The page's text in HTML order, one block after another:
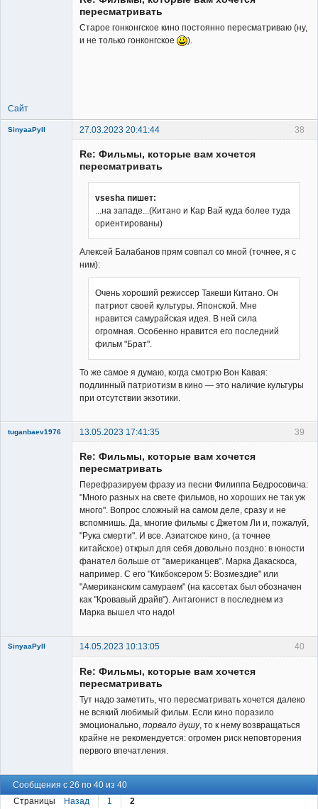
пересматривать
Старое гонконгское кино постоянно пересматриваю (ну,
и не только гонконгское
).
Сайт
38
SinyaaPyll 27.03.2023 20:41:44
Re: Фильмы, которые вам хочется
пересматривать
vsesha пишет:
...на западе...(Китано и Кар Вай куда более туда
ориентированы)
Алексей Балабанов прям совпал со мной (точнее, я с
ним):
Очень хороший режиссер Такеши Китано. Он
патриот своей культуры. Японской. Мне
нравится самурайская идея. В ней сила
огромная. Особенно нравится его последний
фильм "Брат".
То же самое я думаю, когда смотрю Вон Кавая:
подлинный патриотизм в кино — это наличие культуры
при отсутствии экзотики.
39
tuganbaev1976
13.05.2023 17:41:35
Re: Фильмы, которые вам хочется
пересматривать
Перефразируем фразу из песни Филиппа Бедросовича:
"Много разных на свете фильмов, но хороших не так уж
много". Вопрос сложный на самом деле, сразу и не
вспомнишь. Да, многие фильмы с Джетом Ли и, пожалуй,
"Рука смерти". И все. Азиатское кино, (а точнее
китайское) открыл для себя довольно поздно: в юности
фанател больше от "американцев". Марка Дакаскоса,
например. С его "Кикбоксером 5: Возмездие" или
"Американским самураем" (на кассетах был обозначен
как "Кровавый драйв"). Антагонист в последнем из
Марка вышел что надо!
40
SinyaaPyll 14.05.2023 10:13:05
Re: Фильмы, которые вам хочется
пересматривать
Тут надо заметить, что пересматривать хочется далеко
не всякий любимый фильм. Если кино поразило
эмоционально, порвало душу, то к нему возвращаться
крайне не рекомендуется: огромен риск неповторения
первого впечатления.
Сообщения с 26 по 40 из 40
Страницы
Назад 1
2